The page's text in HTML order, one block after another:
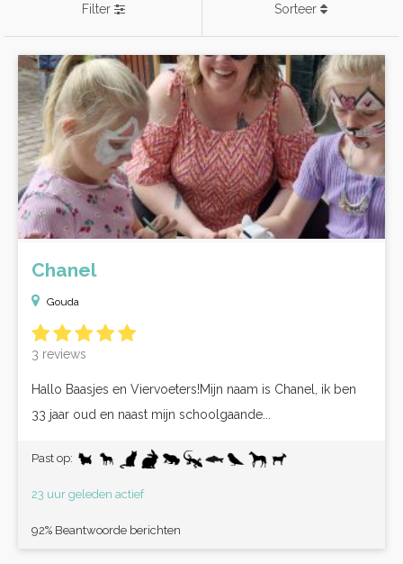
Filter Sorteer
Chanel
Gouda
3 reviews
Hallo Baasjes en Viervoeters!Mijn naam is Chanel, ik ben
33 jaar oud en naast mijn schoolgaande...
Past op:
23 uur geleden actief
92% Beantwoorde berichten